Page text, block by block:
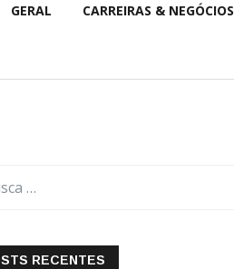
GERAL CARREIRAS & NEGÓCIOS
RECENTES